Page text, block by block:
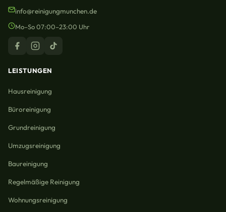
info@reinigungmunchen.de
Mo–So 07:00–23:00 Uhr
LEISTUNGEN
Hausreinigung
Büroreinigung
Grundreinigung
Umzugsreinigung
Baureinigung
Regelmäßige Reinigung
Wohnungsreinigung